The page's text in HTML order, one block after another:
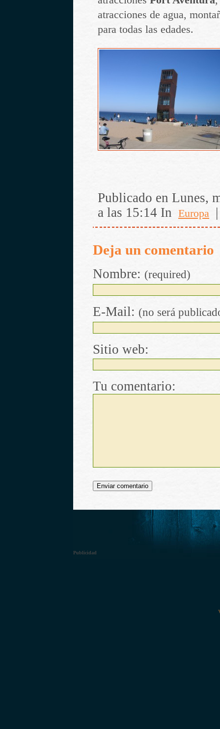
atracciones de agua,
para todas las edades.
Publicado en Lunes,
a las 15:14 In
Europa
Deja un comentario
Nombre: (required)
E-Mail: (no será
Sitio web:
Tu comentario:
Publicidad